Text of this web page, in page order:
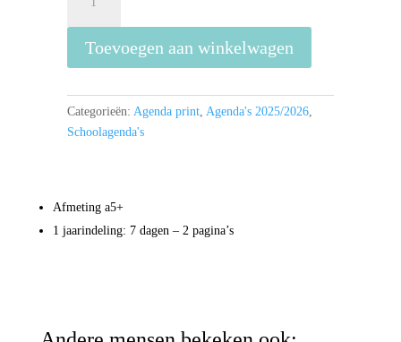
Potter
Agenda
26/27
aantal
Toevoegen aan winkelwagen
Categorieën: Agenda print, Agenda's 2025/2026,
Schoolagenda's
Afmeting a5+
1 jaarindeling: 7 dagen – 2 pagina’s